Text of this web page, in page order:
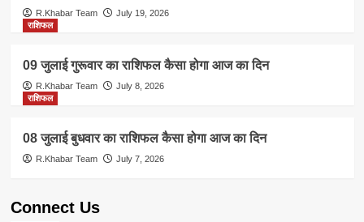
R.Khabar Team
July 19, 2026
राशिफल
09 जुलाई गुरूवार का राशिफल कैसा होगा आज का दिन
R.Khabar Team
July 8, 2026
राशिफल
08 जुलाई बुधवार का राशिफल कैसा होगा आज का दिन
R.Khabar Team July 7, 2026
Connect Us